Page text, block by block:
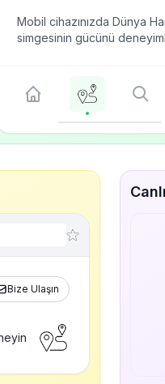
Mobil cihazınızda Dünya
simgesinin gücünü
Bize Ulaşın